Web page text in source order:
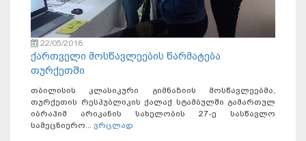
22/05/2018
ქართველი მოსწავლეების წარმატება
თურქეთში
თბილისის კლასიკური გიმნაზიის მოსწავლეებმა,
თურქეთის რესპუბლიკის ქალაქ სტამბულში გამართულ
იბრაჰიმ არიკანის სახელობის 27-ე სასწავლო
სამეცნიერო... ვრცლად